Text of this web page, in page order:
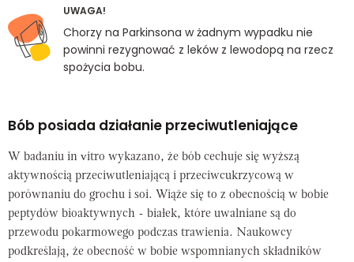
UWAGA!
Chorzy na Parkinsona w żadnym wypadku nie
powinni rezygnować z leków z lewodopą na rzecz
spożycia bobu.
Bób posiada działanie przeciwutleniające
W badaniu in vitro wykazano, że bób cechuje się wyższą
aktywnością przeciwutleniającą i przeciwcukrzycową w
porównaniu do grochu i soi. Wiąże się to z obecnością w bobie
peptydów bioaktywnych - białek, które uwalniane są do
przewodu pokarmowego podczas trawienia. Naukowcy
podkreślają, że obecność w bobie wspomnianych składników